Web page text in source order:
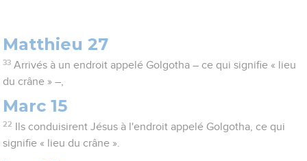
Matthieu 27
33 Arrivés à un endroit appelé Golgotha – ce qui signifie « lieu
du crâne » –,
Marc 15
22
Ils conduisirent Jésus à l'endroit appelé Golgotha, ce qui
signifie « lieu du crâne ».